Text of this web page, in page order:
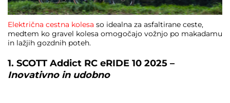
Električna cestna kolesa so idealna za asfaltirane ceste,
medtem ko gravel kolesa omogočajo vožnjo po makadamu
in lažjih gozdnih poteh.
1. SCOTT Addict RC eRIDE 10 2025 –
Inovativno in udobno